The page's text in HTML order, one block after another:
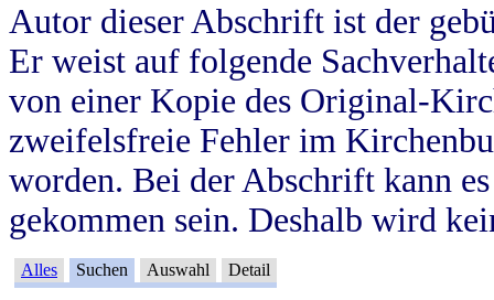
Autor dieser Abschrift ist der
Er weist auf folgende
von einer Kopie des Original-
zweifelsfreie Fehler im
worden. Bei der Abschrift kann
gekommen sein. Deshalb wird
Alles Suchen Auswahl Detail